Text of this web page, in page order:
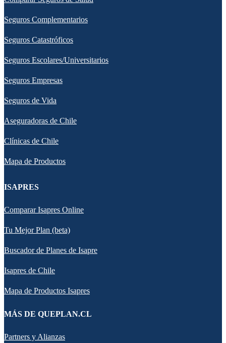
Seguros Complementarios
Seguros Catastróficos
Seguros Escolares/Universitarios
Seguros Empresas
Seguros de Vida
Aseguradoras de Chile
Clínicas de Chile
Mapa de Productos
ISAPRES
Comparar Isapres Online
Tu Mejor Plan (beta)
Buscador de Planes de Isapre
Isapres de Chile
Mapa de Productos Isapres
MÁS DE QUEPLAN.CL
Partners y Alianzas